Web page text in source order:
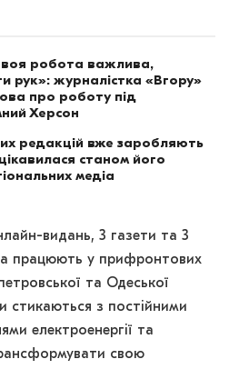
робота важлива,
рук»: журналістка «Вгору»
про роботу під
Херсон
редакцій вже заробляють
станом його
медіа
видань, 3 газети та 3
працюють у прифронтових
та Одеської
стикаються з постійними
електроенергії та
свою